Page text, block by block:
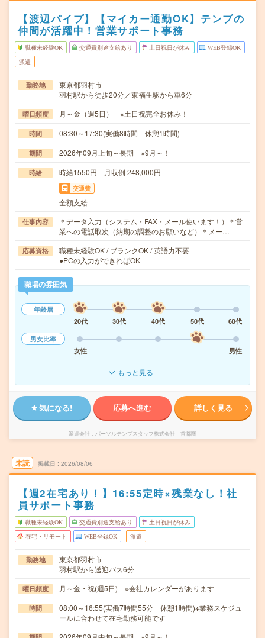
【渡辺パイプ】【マイカー通勤OK】テンプの
仲間が活躍中！営業サポート事務
職種未経験OK 交通費別途支給あり 土日祝日が休み WEB登録OK
派遣
勤務地
東京都羽村市
羽村駅から徒歩20分／東福生駅から車6分
曜日頻度 月～金（週5日） ※土日祝完全お休み！
時間 08:30～17:30(実働8時間 休憩1時間)
期間 2026年09月上旬～長期 ※9月～！
時給 時給1550円 月収例 248,000円
交通費
全額支給
仕事内容
＊データ入力（システム・FAX・メール使います！）＊営
業への電話取次（納期の調整のお願いなど）＊メー…
応募資格
職種未経験OK / ブランクOK / 英語力不要
●PCの入力ができればOK
職場の雰囲気
年齢層
20代
30代 40代 50代
60代
男女比率
女性
男性
もっと見る
気になる! 応募へ進む 詳しく見る
派遣会社 パーソルテンプスタッフ株式会社 首都圏
未読 掲載日 2026/08/06
【週2在宅あり！】16:55定時×残業なし！社
員サポート事務
職種未経験OK 交通費別途支給あり 土日祝日が休み
在宅・リモート WEB登録OK 派遣
勤務地
東京都羽村市
羽村駅から送迎バス6分
曜日頻度 月～金・祝(週5日) ※会社カレンダーがあります
時間
08:00～16:55(実働7時間55分 休憩1時間)※業務スケジュ
ールに合わせて在宅勤務可能です